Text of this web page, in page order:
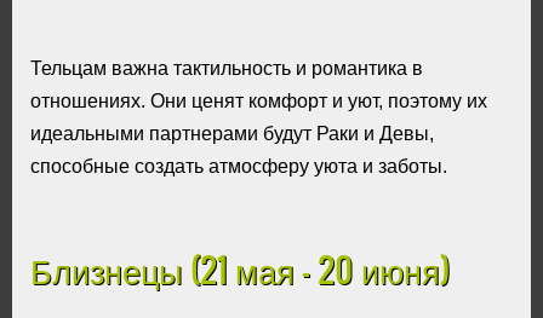
Тельцам важна тактильность и романтика в
отношениях. Они ценят комфорт и уют, поэтому их
идеальными партнерами будут Раки и Девы,
способные создать атмосферу уюта и заботы.
Близнецы (21 мая - 20 июня)